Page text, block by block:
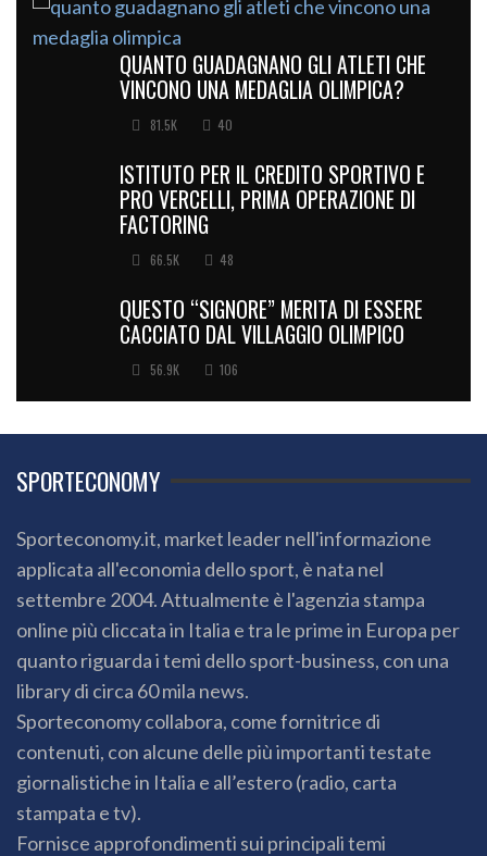
QUANTO GUADAGNANO GLI ATLETI CHE
VINCONO UNA MEDAGLIA OLIMPICA?
81.5K 40
ISTITUTO PER IL CREDITO SPORTIVO E
PRO VERCELLI, PRIMA OPERAZIONE DI
FACTORING
66.5K 48
QUESTO “SIGNORE” MERITA DI ESSERE
CACCIATO DAL VILLAGGIO OLIMPICO
56.9K 106
SPORTECONOMY
Sporteconomy.it, market leader nell'informazione
applicata all'economia dello sport, è nata nel
settembre 2004. Attualmente è l'agenzia stampa
online più cliccata in Italia e tra le prime in Europa per
quanto riguarda i temi dello sport-business, con una
library di circa 60 mila news.
Sporteconomy collabora, come fornitrice di
contenuti, con alcune delle più importanti testate
giornalistiche in Italia e all’estero (radio, carta
stampata e tv).
Fornisce approfondimenti sui principali temi